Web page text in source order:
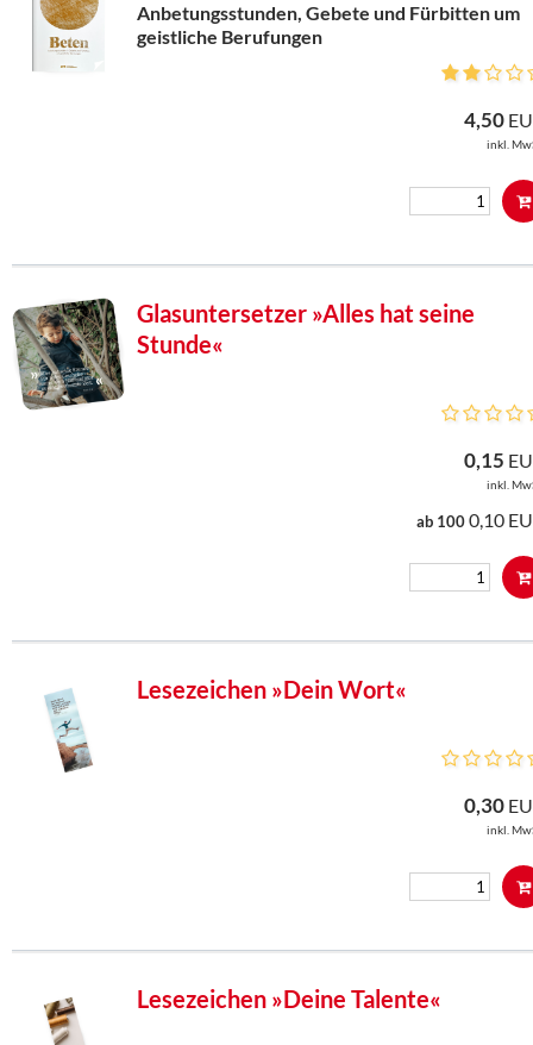
Anbetungsstunden, Gebete und Fürbitten um
geistliche Berufungen
4,50
inkl.
Glasuntersetzer »Alles hat seine
Stunde«
0,15
inkl.
ab 1000,10
Lesezeichen »Dein Wort«
0,30
inkl.
Lesezeichen »Deine Talente«